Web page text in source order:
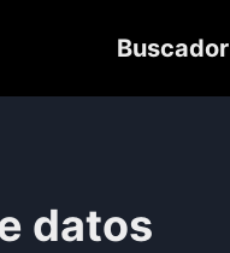
Buscador
datos